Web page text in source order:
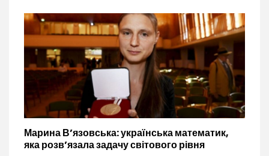
Марина В’язовська: українська математик,
яка розв’язала задачу світового рівня